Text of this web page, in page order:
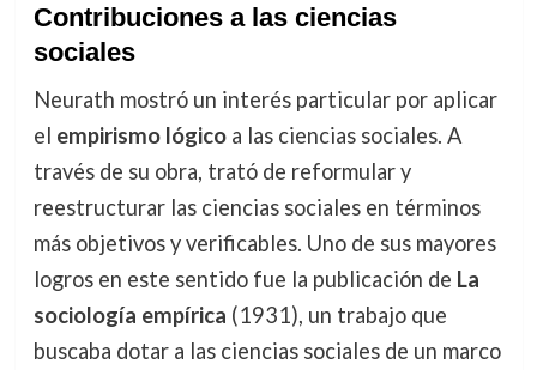
Contribuciones a las ciencias
sociales
Neurath mostró un interés particular por aplicar
el empirismo lógicoa las ciencias sociales. A
través de su obra, trató de reformular y
reestructurar las ciencias sociales en términos
más objetivos y verificables. Uno de sus mayores
logros en este sentido fue la publicación de La
sociología empírica (1931), un trabajo que
buscaba dotar a las ciencias sociales de un marco